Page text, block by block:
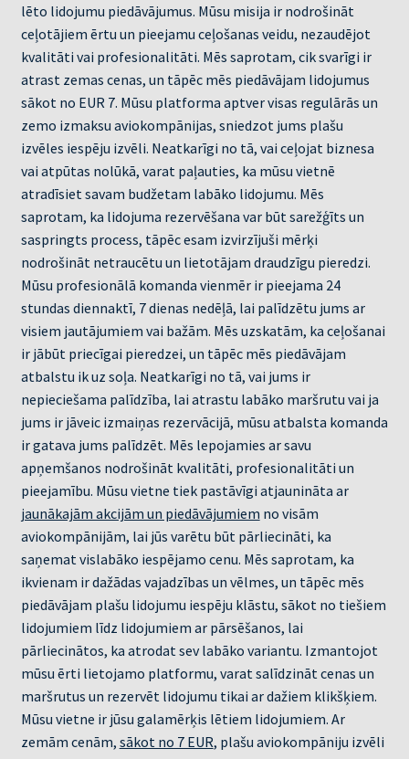
lēto lidojumu piedāvājumus. Mūsu misija ir nodrošināt
ceļotājiem ērtu un pieejamu ceļošanas veidu, nezaudējot
kvalitāti vai profesionalitāti. Mēs saprotam, cik svarīgi ir
atrast zemas cenas, un tāpēc mēs piedāvājam lidojumus
sākot no EUR 7. Mūsu platforma aptver visas regulārās un
zemo izmaksu aviokompānijas, sniedzot jums plašu
izvēles iespēju izvēli. Neatkarīgi no tā, vai ceļojat biznesa
vai atpūtas nolūkā, varat paļauties, ka mūsu vietnē
atradīsiet savam budžetam labāko lidojumu. Mēs
saprotam, ka lidojuma rezervēšana var būt sarežģīts un
saspringts process, tāpēc esam izvirzījuši mērķi
nodrošināt netraucētu un lietotājam draudzīgu pieredzi.
Mūsu profesionālā komanda vienmēr ir pieejama 24
stundas diennaktī, 7 dienas nedēļā, lai palīdzētu jums ar
visiem jautājumiem vai bažām. Mēs uzskatām, ka ceļošanai
ir jābūt priecīgai pieredzei, un tāpēc mēs piedāvājam
atbalstu ik uz soļa. Neatkarīgi no tā, vai jums ir
nepieciešama palīdzība, lai atrastu labāko maršrutu vai ja
jums ir jāveic izmaiņas rezervācijā, mūsu atbalsta komanda
ir gatava jums palīdzēt. Mēs lepojamies ar savu
apņemšanos nodrošināt kvalitāti, profesionalitāti un
pieejamību. Mūsu vietne tiek pastāvīgi atjaunināta ar
jaunākajām akcijām un piedāvājumiem no visām
aviokompānijām, lai jūs varētu būt pārliecināti, ka
saņemat vislabāko iespējamo cenu. Mēs saprotam, ka
ikvienam ir dažādas vajadzības un vēlmes, un tāpēc mēs
piedāvājam plašu lidojumu iespēju klāstu, sākot no tiešiem
lidojumiem līdz lidojumiem ar pārsēšanos, lai
pārliecinātos, ka atrodat sev labāko variantu. Izmantojot
mūsu ērti lietojamo platformu, varat salīdzināt cenas un
maršrutus un rezervēt lidojumu tikai ar dažiem klikšķiem.
Mūsu vietne ir jūsu galamērķis lētiem lidojumiem. Ar
zemām cenām, sākot no 7 EUR, plašu aviokompāniju izvēli